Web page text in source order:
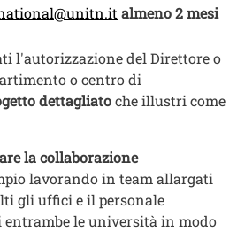
almeno 2 mesi
l'autorizzazione del Direttore o
o centro di
dettagliatoche illustri come
la collaborazione
lavorando in team allargati
gli uffici e il personale
le università in modo